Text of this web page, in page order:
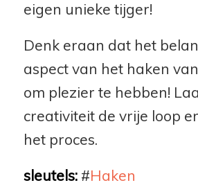
eigen unieke tijger!
Denk eraan dat het
aspect van het haken
om plezier te hebben!
creativiteit de vrije loop
het proces.
sleutels:#Haken